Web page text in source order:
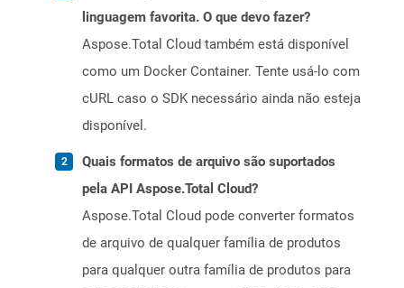
linguagem favorita. O que devo fazer?
Aspose.Total Cloud também está disponível
como um Docker Container. Tente usá-lo com
cURL caso o SDK necessário ainda não esteja
disponível.
Quais formatos de arquivo são suportados
pela API Aspose.Total Cloud?
Aspose.Total Cloud pode converter formatos
de arquivo de qualquer família de produtos
para qualquer outra família de produtos para